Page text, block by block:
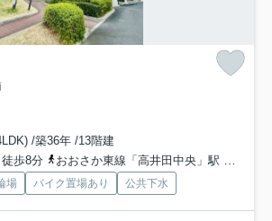
/築36年 /13階建
歩8分
おおさか東線「高井田中央」駅 徒歩19分
場 バイク置場あり 公共下水